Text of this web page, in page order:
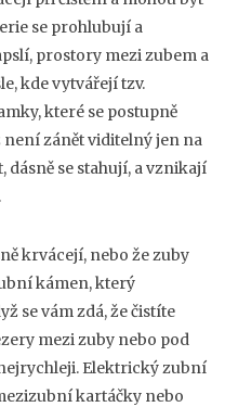
se prohlubují a
, prostory mezi zubem a
, kde vytvářejí tzv.
které se postupně
není zánět viditelný jen na
dásně se stahují, a vznikají
krvácejí, nebo že zuby
kámen, který
se vám zdá, že čistíte
mezi zuby nebo pod
Elektrický zubní
kartáčky nebo